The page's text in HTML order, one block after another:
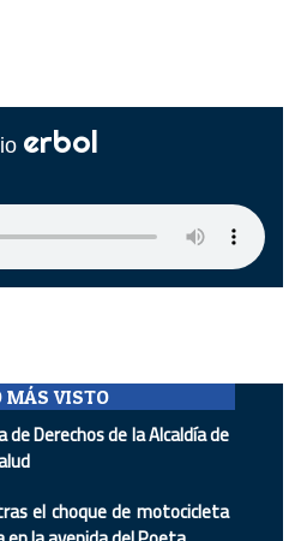
erbol
MÁS VISTO
Derechos de la Alcaldía de
el choque de motocicleta